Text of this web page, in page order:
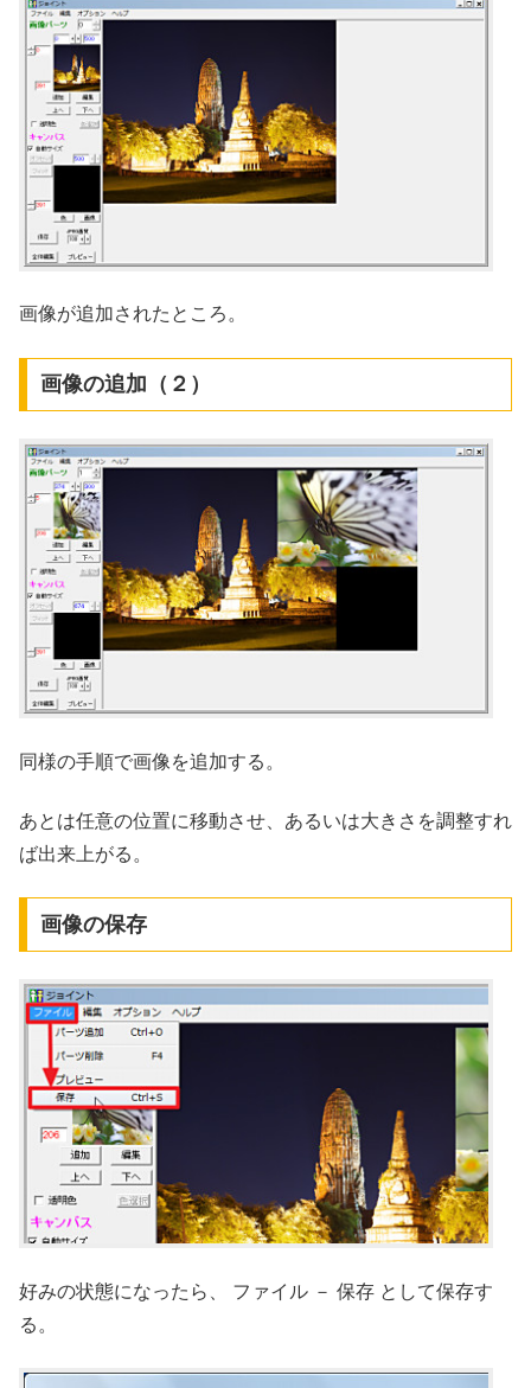
画像が追加されたところ。
画像の追加（２）
同様の手順で画像を追加する。
あとは任意の位置に移動させ、あるいは大きさを調整すれ
ば出来上がる。
画像の保存
好みの状態になったら、 ファイル － 保存 として保存す
る。